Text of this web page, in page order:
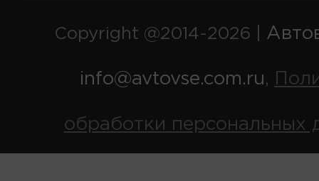
Copyright @2014-2026 |
info@avtovse.com.ru,
обработки персональных